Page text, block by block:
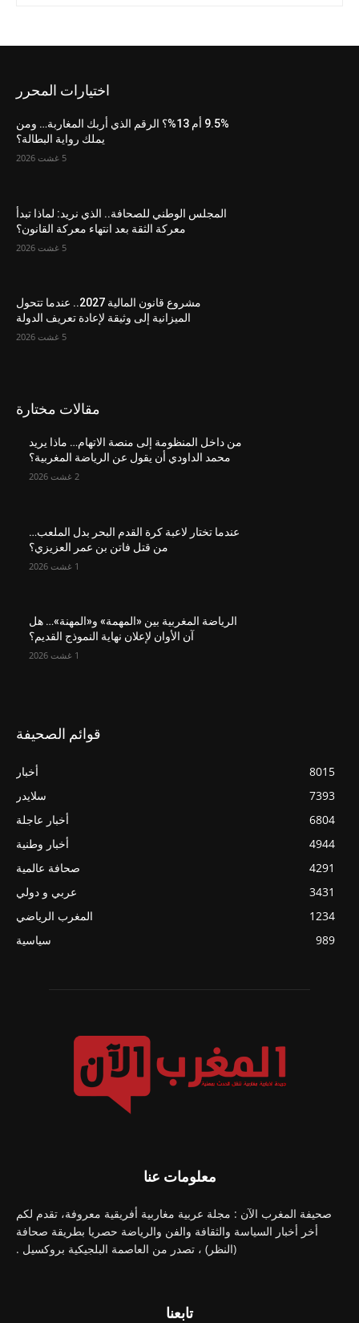
اختيارات المحرر
9.5% أم 13%؟ الرقم الذي أربك المغاربة… ومن
يملك رواية البطالة؟
5 غشت 2026
المجلس الوطني للصحافة.. الذي نريد: لماذا تبدأ
معركة الثقة بعد انتهاء معركة القانون؟
5 غشت 2026
مشروع قانون المالية 2027.. عندما تتحول
الميزانية إلى وثيقة لإعادة تعريف الدولة
5 غشت 2026
مقالات مختارة
من داخل المنظومة إلى منصة الاتهام… ماذا يريد
محمد الداودي أن يقول عن الرياضة المغربية؟
2 غشت 2026
عندما تختار لاعبة كرة القدم البحر بدل الملعب…
من قتل فاتن بن عمر العزيزي؟
1 غشت 2026
الرياضة المغربية بين «المهمة» و«المهنة»… هل
آن الأوان لإعلان نهاية النموذج القديم؟
1 غشت 2026
قوائم الصحيفة
أخبار
8015
سلايدر
7393
أخبار عاجلة
6804
أخبار وطنية
4944
صحافة عالمية
4291
عربي و دولي
3431
المغرب الرياضي
1234
سياسية
989
معلومات عنا
صحيفة المغرب الآن : مجلة عربية مغاربية أفريقية معروفة، تقدم لكم
أخر أخبار السياسة والثقافة والفن والرياضة حصريا بطريقة صحافة
(النظر) ، تصدر من العاصمة البلجيكية بروكسيل .
تابعنا